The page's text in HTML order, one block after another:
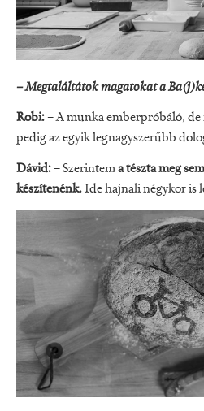
– Megtaláltátok magatokat a
Robi:– A munka emberpróbáló, de
pedig az egyik legnagyszerűbb
Dávid:– Szerintema tészta meg
készítenénk.Ide hajnali négykor is